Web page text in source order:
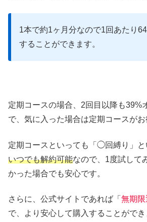
1本で約1ヶ月分なので1回あたり
することができます。
定期コースの場合、2回目以降も39%
で、気に入った場合は定期コースがお
定期コースといっても「◯回縛り」と
いつでも解約可能なので、1度試して
かった場合でも安心です。
さらに、公式サイトであれば「 無期
で、より安心して購入することができ